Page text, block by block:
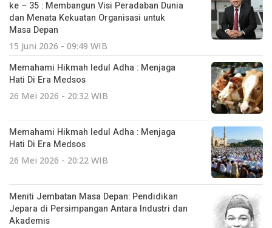
ke – 35 : Membangun Visi Peradaban Dunia
dan Menata Kekuatan Organisasi untuk
Masa Depan
15 Juni 2026 - 09:49 WIB
Memahami Hikmah Iedul Adha : Menjaga
Hati Di Era Medsos
26 Mei 2026 - 20:32 WIB
Memahami Hikmah Iedul Adha : Menjaga
Hati Di Era Medsos
26 Mei 2026 - 20:22 WIB
Meniti Jembatan Masa Depan: Pendidikan
Jepara di Persimpangan Antara Industri dan
Akademis